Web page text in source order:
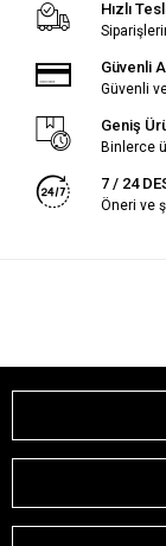
Hızlı
Güvenli
Güvenli
Geniş
Binlerce
7 / 24
Öneri ve